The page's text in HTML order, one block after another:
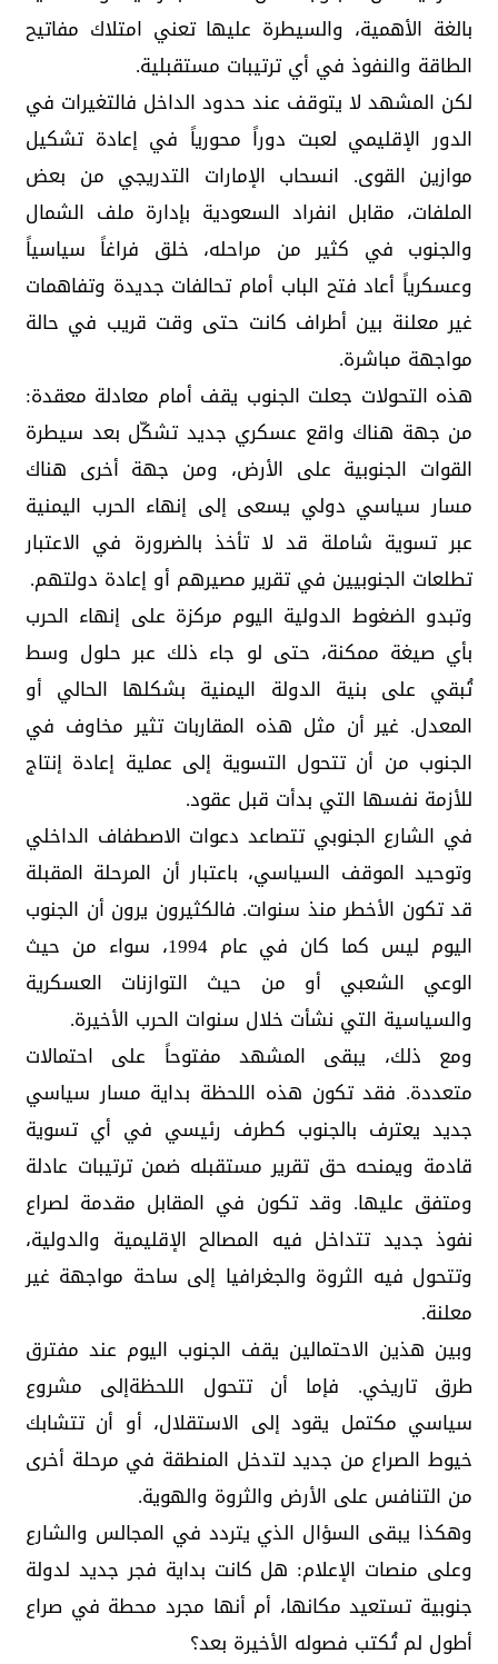
بالغة الأهمية، والسيطرة عليها تعني امتلاك مفاتيح
الطاقة والنفوذ في أي ترتيبات مستقبلية.
لكن المشهد لا يتوقف عند حدود الداخل فالتغيرات في
الدور الإقليمي لعبت دوراً محورياً في إعادة تشكيل
موازين القوى. انسحاب الإمارات التدريجي من بعض
الملفات، مقابل انفراد السعودية بإدارة ملف الشمال
والجنوب في كثير من مراحله، خلق فراغاً سياسياً
وعسكرياً أعاد فتح الباب أمام تحالفات جديدة وتفاهمات
غير معلنة بين أطراف كانت حتى وقت قريب في حالة
مواجهة مباشرة.
هذه التحولات جعلت الجنوب يقف أمام معادلة معقدة:
من جهة هناك واقع عسكري جديد تشكّل بعد سيطرة
القوات الجنوبية على الأرض، ومن جهة أخرى هناك
مسار سياسي دولي يسعى إلى إنهاء الحرب اليمنية
عبر تسوية شاملة قد لا تأخذ بالضرورة في الاعتبار
تطلعات الجنوبيين في تقرير مصيرهم أو إعادة دولتهم.
وتبدو الضغوط الدولية اليوم مركزة على إنهاء الحرب
بأي صيغة ممكنة، حتى لو جاء ذلك عبر حلول وسط
تُبقي على بنية الدولة اليمنية بشكلها الحالي أو
المعدل. غير أن مثل هذه المقاربات تثير مخاوف في
الجنوب من أن تتحول التسوية إلى عملية إعادة إنتاج
للأزمة نفسها التي بدأت قبل عقود.
في الشارع الجنوبي تتصاعد دعوات الاصطفاف الداخلي
وتوحيد الموقف السياسي، باعتبار أن المرحلة المقبلة
قد تكون الأخطر منذ سنوات. فالكثيرون يرون أن الجنوب
اليوم ليس كما كان في عام 1994، سواء من حيث
الوعي الشعبي أو من حيث التوازنات العسكرية
والسياسية التي نشأت خلال سنوات الحرب الأخيرة.
ومع ذلك، يبقى المشهد مفتوحاً على احتمالات
متعددة. فقد تكون هذه اللحظة بداية مسار سياسي
جديد يعترف بالجنوب كطرف رئيسي في أي تسوية
قادمة ويمنحه حق تقرير مستقبله ضمن ترتيبات عادلة
ومتفق عليها. وقد تكون في المقابل مقدمة لصراع
نفوذ جديد تتداخل فيه المصالح الإقليمية والدولية،
وتتحول فيه الثروة والجغرافيا إلى ساحة مواجهة غير
معلنة.
وبين هذين الاحتمالين يقف الجنوب اليوم عند مفترق
طرق تاريخي. فإما أن تتحول اللحظةإلى مشروع
سياسي مكتمل يقود إلى الاستقلال، أو أن تتشابك
خيوط الصراع من جديد لتدخل المنطقة في مرحلة أخرى
من التنافس على الأرض والثروة والهوية.
وهكذا يبقى السؤال الذي يتردد في المجالس والشارع
وعلى منصات الإعلام: هل كانت بداية فجر جديد لدولة
جنوبية تستعيد مكانها، أم أنها مجرد محطة في صراع
أطول لم تُكتب فصوله الأخيرة بعد؟